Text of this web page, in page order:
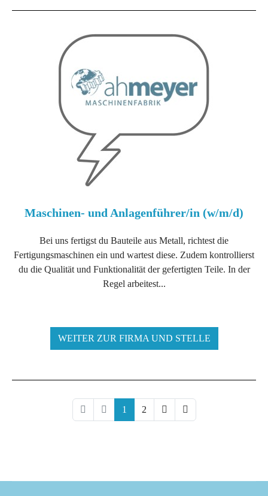
Maschinen- und Anlagenführer/in (w/m/d)
Bei uns fertigst du Bauteile aus Metall, richtest die
Fertigungsmaschinen ein und wartest diese. Zudem kontrollierst
du die Qualität und Funktionalität der gefertigten Teile. In der
Regel arbeitest...
WEITER ZUR FIRMA UND STELLE
1 2